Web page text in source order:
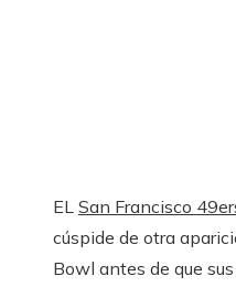
EL San Francisco
cúspide de otra
Bowl antes de que